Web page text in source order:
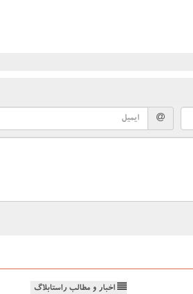
اخبار و مطالب راستابلاگ